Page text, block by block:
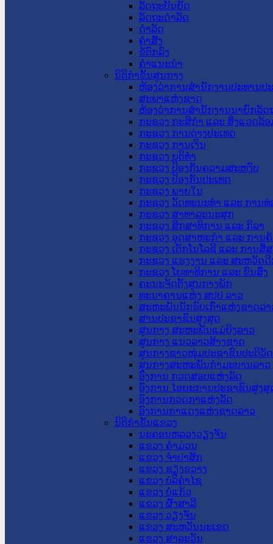
ລັດຖະບັນຍັດ
ລັດຖະດໍາລັດ
ດໍາລັດ
ຄໍາສັ່ງ
ຂໍ້ຕົກລົງ
ຄໍາແນະນໍາ
ນິຕິກຳຂັ້ນສູນກາງ
ຫ້ອງວ່າການສໍານັກງານປະທານປ
ສະພາແຫ່ງຊາດ
ຫ້ອງວ່າການສຳນັກງານນາຍົກລັດ
ກະຊວງ ກະສິກຳ ແລະ ສິ່ງແວດລ້ອ
ກະຊວງ ການຕ່າງປະເທດ
ກະຊວງ ການເງິນ
ກະຊວງ ຍຸຕິທໍາ
ກະຊວງ ປ້ອງກັນຄວາມສະຫງົບ
ກະຊວງ ປ້ອງກັນປະເທດ
ກະຊວງ ພາຍໃນ
ກະຊວງ ວັດທະນະທຳ ແລະ ການທ່
ກະຊວງ ສາທາລະນະສຸກ
ກະຊວງ ສຶກສາທິການ ແລະ ກິລາ
ກະຊວງ ອຸດສາຫະກຳ ແລະ ການຄ້
ກະຊວງ ເຕັກໂນໂລຊີ ແລະ ການສື່
ກະຊວງ ແຮງງານ ແລະ ສະຫວັດ
ກະຊວງ ໂຍທາທິການ ແລະ ຂົນສົ່ງ
ຄະນະຈັດຕັ້ງສູນກາງພັກ
ທະນາຄານແຫ່ງ ສປປ ລາວ
ສະຫະພັນນັກຮົບເກົ່າແຫ່ງຊາດລາ
ສານປະຊາຊົນສູງສຸດ
ສູນກາງ ສະຫະພັນແມ່ຍິງລາວ
ສູນກາງ ແນວລາວສ້າງຊາດ
ສູນກາງຊາວໜຸ່ມປະຊາຊົນປະຕິວັ
ສູນກາງສະຫະພັນກຳມະບານລາວ
ອົງການ ກວດສອບແຫ່ງລັດ
ອົງການ ໄອຍະການປະຊາຊົນສູງສຸ
ອົງການກວດກາແຫ່ງລັດ
ອົງການກາແດງແຫ່ງຊາດລາວ
ນິຕິກໍາຂັ້ນແຂວງ
ນະ​ຄອນ​ຫລວງວຽງຈັນ
ແຂວງ ຄໍາມ່ວນ
ແຂວງ ຈໍາປາສັກ
ແຂວງ ຊຽງຂວາງ
ແຂວງ ບໍລິຄໍາໄຊ
ແຂວງ ບໍ່ແກ້ວ
ແຂວງ ຜົ້ງສາລີ
ແຂວງ ວຽງຈັນ
ແຂວງ ສະຫວັນນະເຂດ
ແຂວງ ສາລະວັນ